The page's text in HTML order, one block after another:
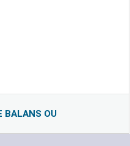
BALANS OU